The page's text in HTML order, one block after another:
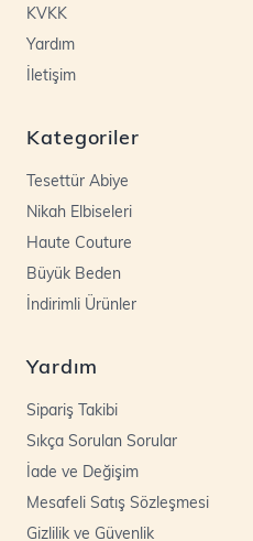
KVKK
Yardım
İletişim
Kategoriler
Tesettür Abiye
Nikah Elbiseleri
Haute Couture
Büyük Beden
İndirimli Ürünler
Yardım
Sipariş Takibi
Sıkça Sorulan Sorular
İade ve Değişim
Mesafeli Satış Sözleşmesi
Gizlilik ve Güvenlik